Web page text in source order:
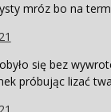
mróz bo na
się bez
próbując lizać